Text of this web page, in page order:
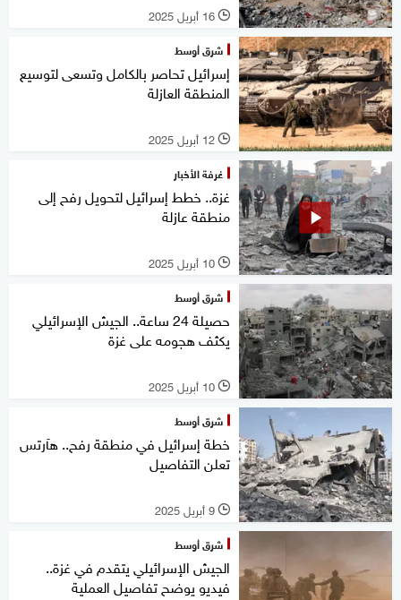
l 16 أبريل 2025
شرق أوسط
إسرائيل تحاصر بالكامل وتسعى لتوسيع
المنطقة العازلة
l 12 أبريل 2025
غرفة الأخبار
غزة.. خطط إسرائيل لتحويل رفح إلى
منطقة عازلة
l 10 أبريل 2025
شرق أوسط
حصيلة 24 ساعة.. الجيش الإسرائيلي
يكثف هجومه على غزة
l 10 أبريل 2025
شرق أوسط
خطة إسرائيل في منطقة رفح.. هآرتس
تعلن التفاصيل
l 9 أبريل 2025
شرق أوسط
الجيش الإسرائيلي يتقدم في غزة..
فيديو يوضح تفاصيل العملية